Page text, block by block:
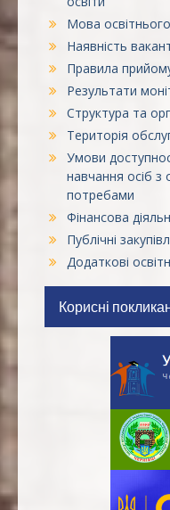
Мова
Наявність
Правила
Результати
Структура та
Територія
Умови
навчання осіб з
потребами
Фінансова
Публічні
Додаткові
Корисні